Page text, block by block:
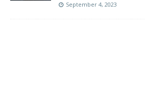
September 4, 2023